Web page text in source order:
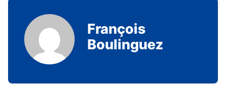
François
Boulinguez